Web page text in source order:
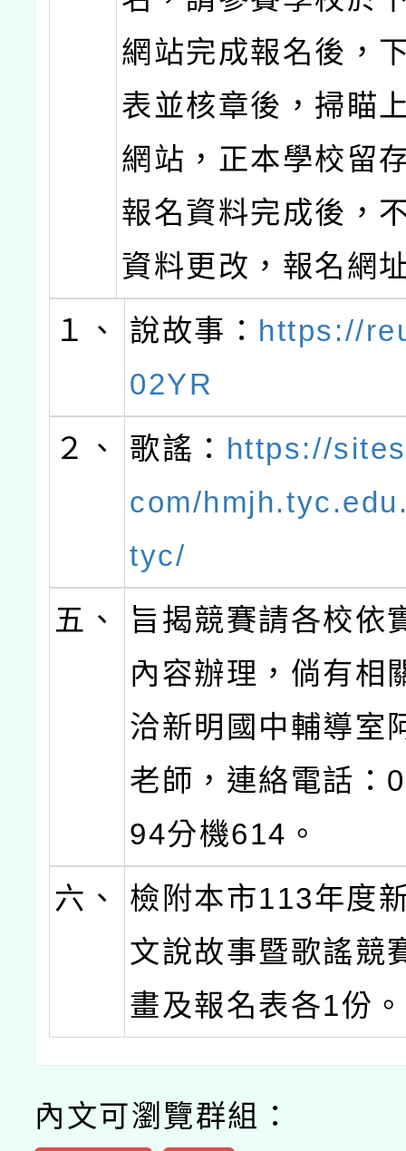
網站完成報名後，
表並核章後，掃瞄
網站，正本學校留
報名資料完成後，
資料更改，報名網
１、
說故事： https://
02YR
２、
歌謠： https://
com/
tyc/
五、
旨揭競賽請各校依
內容辦理，倘有相
洽新明國中輔導室
老師，連絡電話：
94分機614。
六、
檢附本市113年度
文說故事暨歌謠競
畫及報名表各1份。
內文可瀏覽群組：